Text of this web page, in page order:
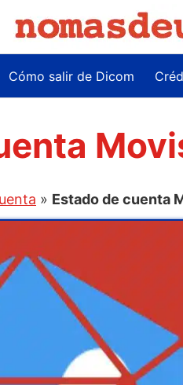
Cómo salir de Dicom
» Estado de cuenta